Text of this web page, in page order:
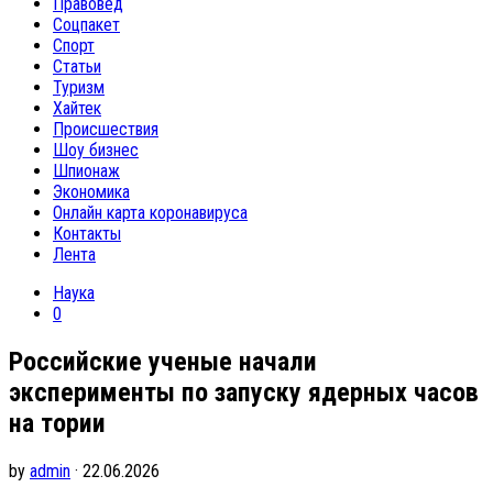
Соцпакет
Спорт
Статьи
Туризм
Хайтек
Происшествия
Шоу бизнес
Шпионаж
Экономика
Онлайн карта коронавируса
Контакты
Лента
Наука
0
Российские ученые начали
эксперименты по запуску ядерных часов
на тории
by admin · 22.06.2026